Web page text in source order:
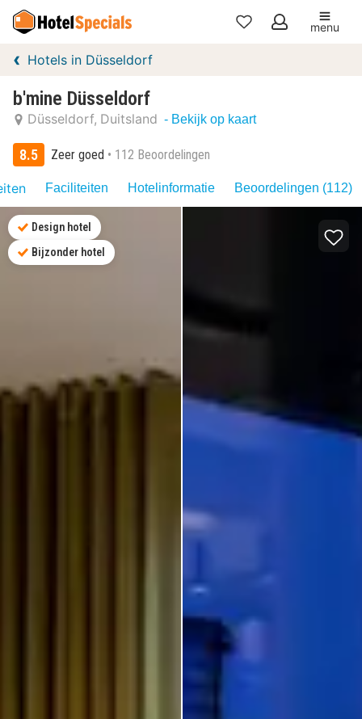
Mijn
menu
Hotels in Düsseldorf
b'mine Düsseldorf
Düsseldorf Duitsland - Bekijk op kaart
8.5 Zeer goed 112 Beoordelingen
Faciliteiten Hotelinformatie Beoordelingen (112)
Design hotel
Bijzonder hotel